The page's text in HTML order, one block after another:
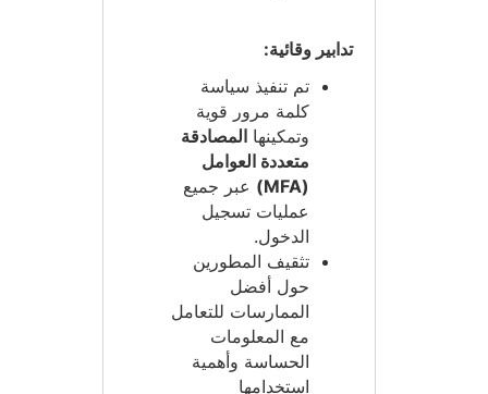
تدابير وقائية:
تم تنفيذ سياسة
كلمة مرور قوية
وتمكينهاالمصادقة
متعددة العوامل
(MFA)
عبر جميع
عمليات تسجيل
الدخول.
تثقيف المطورين
حول أفضل
الممارسات للتعامل
مع المعلومات
الحساسة وأهمية
استخدامها